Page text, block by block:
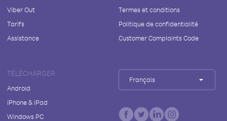
Viber Out
Tarifs
Assistance
Termes et conditions
Politique de confidentialité
Customer Complaints Code
TÉLÉCHARGER
Android
iPhone & iPad
Windows PC
Français